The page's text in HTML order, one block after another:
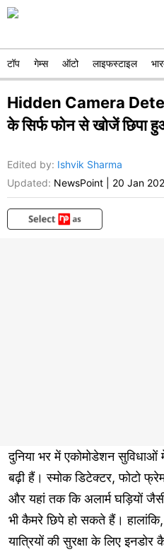
टॉप गेम्स ऑटो लाइफस्टाइल
Hidden Camera
के सिर्फ फोन से खोजें छिपा
Edited by: Ishvik Sharma
Updated: NewsPoint 20 Jan
दुनिया भर में एकोमोडेशन सुविधाओं
बढ़ी हैं। स्मोक डिटेक्टर, फोटो
और यहां तक कि अलार्म घड़ियों
भी कैमरे छिपे हो सकते हैं।
यात्रियों की सुरक्षा के लिए इनडोर